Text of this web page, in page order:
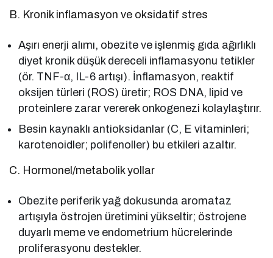
B. Kronik inflamasyon ve oksidatif stres
Aşırı enerji alımı, obezite ve işlenmiş gıda ağırlıklı
diyet kronik düşük dereceli inflamasyonu tetikler
(ör. TNF-α, IL-6 artışı). İnflamasyon, reaktif
oksijen türleri (ROS) üretir; ROS DNA, lipid ve
proteinlere zarar vererek onkogenezi kolaylaştırır.
Besin kaynaklı antioksidanlar (C, E vitaminleri;
karotenoidler; polifenoller) bu etkileri azaltır.
C. Hormonel/metabolik yollar
Obezite periferik yağ dokusunda aromataz
artışıyla östrojen üretimini yükseltir; östrojene
duyarlı meme ve endometrium hücrelerinde
proliferasyonu destekler.